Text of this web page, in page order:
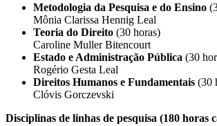
Metodologia da Pesquisa e do Ensino
Mônia Clarissa Hennig Leal
Teoria do Direito (30 horas)
Caroline Muller Bitencourt
Estado e Administração Pública (30
Rogério Gesta Leal
Direitos Humanos e Fundamentais (30
Clóvis Gorczevski
Disciplinas de linhas de pesquisa (180 horas